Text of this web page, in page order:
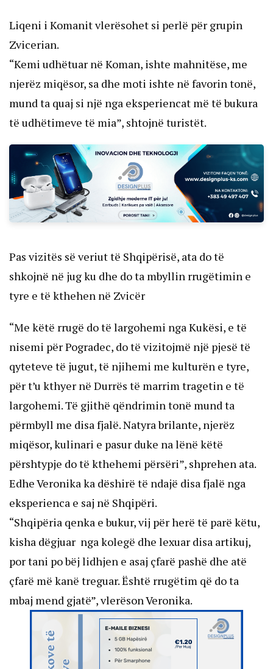
Liqeni i Komanit vlerësohet si perlë për grupin
Zvicerian.
“Kemi udhëtuar në Koman, ishte mahnitëse, me
njerëz miqësor, sa dhe moti ishte në favorin tonë,
mund ta quaj si një nga eksperiencat më të bukura
të udhëtimeve të mia”, shtojnë turistët.
Pas vizitës së veriut të Shqipërisë, ata do të
shkojnë në jug ku dhe do ta mbyllin rrugëtimin e
tyre e të kthehen në Zvicër
“Me këtë rrugë do të largohemi nga Kukësi, e të
nisemi për Pogradec, do të vizitojmë një pjesë të
qyteteve të jugut, të njihemi me kulturën e tyre,
për t’u kthyer në Durrës të marrim tragetin e të
largohemi. Të gjithë qëndrimin tonë mund ta
përmbyll me disa fjalë. Natyra brilante, njerëz
miqësor, kulinari e pasur duke na lënë këtë
përshtypje do të kthehemi përsëri”, shprehen ata.
Edhe Veronika ka dëshirë të ndajë disa fjalë nga
eksperienca e saj në Shqipëri.
“Shqipëria qenka e bukur, vij për herë të parë këtu,
kisha dëgjuar nga kolegë dhe lexuar disa artikuj,
por tani po bëj lidhjen e asaj çfarë pashë dhe atë
çfarë më kanë treguar. Është rrugëtim që do ta
mbaj mend gjatë”, vlerëson Veronika.